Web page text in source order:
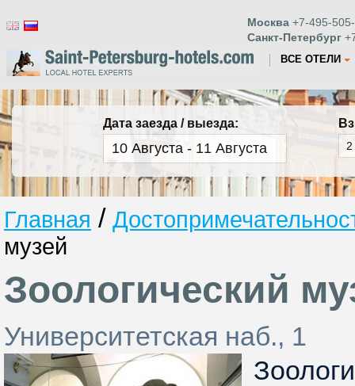
Москва +7-495-
Санкт-Петербург
ВСЕ ОТЕЛИ
Дата заезда / выезда:
Главная /
музей
Зоологический
Университетская наб., 1